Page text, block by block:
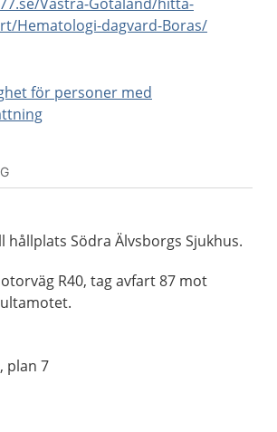
Hematologi-dagvard-Boras/
för personer med
hållplats Södra Älvsborgs Sjukhus.
R40, tag avfart 87 mot
plan 7